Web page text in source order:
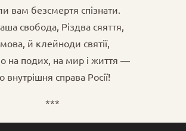
вам безсмертя спізнати.
свобода, Різдва сяяття,
мова, й клейноди святії,
на подих, на мир і життя —
внутрішня справа Росії!
***